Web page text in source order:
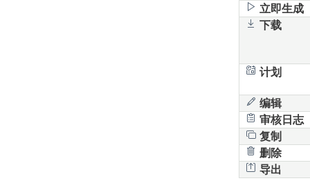
立即生成
下载
计划
编辑
审核日志
复制
删除
导出